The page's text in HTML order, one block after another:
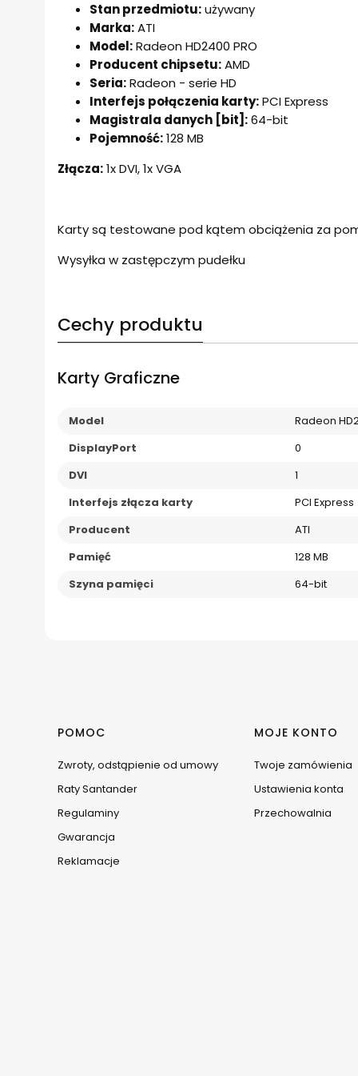
Stan przedmiotu:używany
Marka:ATI
Model:Radeon HD2400 PRO
Producent chipsetu:AMD
Seria:Radeon - serie HD
Interfejs połączenia karty:PCI Express
Magistrala danych [bit]:64-bit
Pojemność:128 MB
Złącza:1x DVI, 1x VGA
Karty są testowane pod kątem obciążenia za
Wysyłka w zastępczym pudełku
Cechy produktu
Karty Graficzne
Model
Radeon
DisplayPort
0
DVI
1
Interfejs złącza karty
PCI Express
Producent
ATI
Pamięć
128 MB
Szyna pamięci
64-bit
Linki w stopce
POMOC
Zwroty, odstąpienie od umowy
Raty Santander
Regulaminy
Gwarancja
Reklamacje
MOJE KONTO
Twoje zamówienia
Ustawienia konta
Przechowalnia